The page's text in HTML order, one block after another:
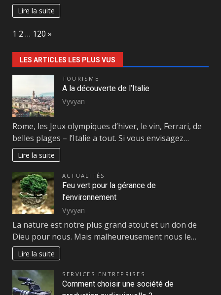
Lire la suite
Page:
1 2 … 120 Next
»
LES ARTICLES LES PLUS VUS
TOURISME
A la découverte de l’Italie
Vyvyan
Rome, les Jeux olympiques d’hiver, le vin, Ferrari, de
belles plages – l’Italie a tout. Si vous envisagez…
Lire la suite
ACTUALITÉS
Feu vert pour la gérance de
l’environnement
Vyvyan
La nature est notre plus grand atout et un don de
Dieu pour nous. Mais malheureusement nous le…
Lire la suite
SERVICES ENTREPRISES
Comment choisir une société de